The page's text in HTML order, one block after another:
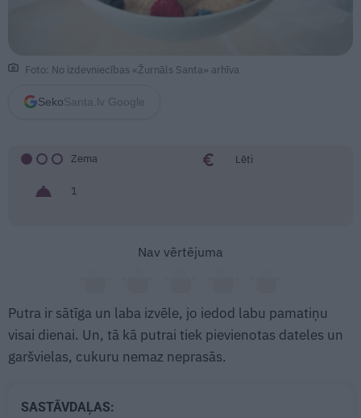
Foto: No izdevniecības «Žurnāls Santa» arhīva
Seko Santa.lv Google
Zema Lēti
1
Nav vērtējuma
Putra ir sātīga un laba izvēle, jo iedod labu pamatiņu
visai dienai. Un, tā kā putrai tiek pievienotas dateles un
garšvielas, cukuru nemaz neprasās.
SASTĀVDAĻAS: